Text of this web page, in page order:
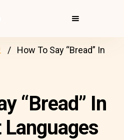
How To Say “Bread” In
“Bread” In